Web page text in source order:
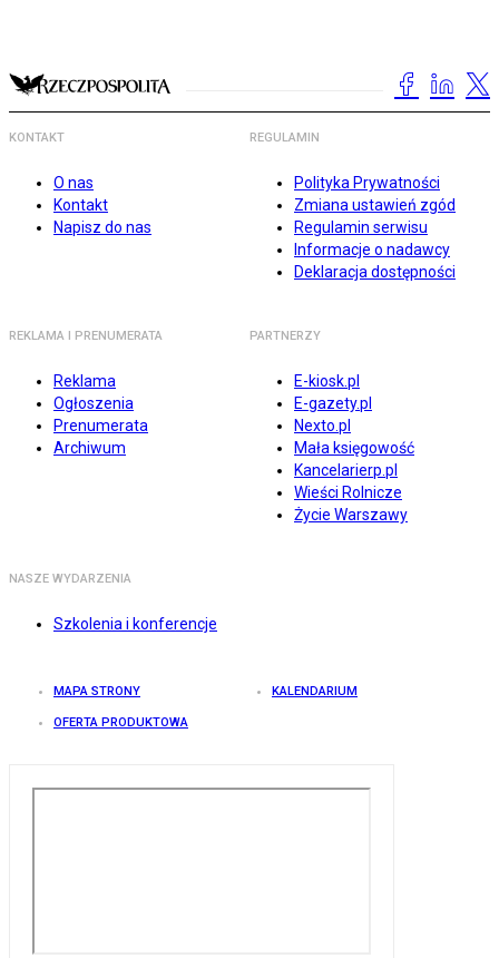
KONTAKT
O nas
Kontakt
Napisz do nas
REGULAMIN
Polityka Prywatności
Zmiana ustawień zgód
Regulamin serwisu
Informacje o nadawcy
Deklaracja dostępności
REKLAMA I PRENUMERATA
Reklama
Ogłoszenia
Prenumerata
Archiwum
PARTNERZY
E-kiosk.pl
E-gazety.pl
Nexto.pl
Mała księgowość
Kancelarierp.pl
Wieści Rolnicze
Życie Warszawy
NASZE WYDARZENIA
Szkolenia i konferencje
MAPA STRONY KALENDARIUM
OFERTA PRODUKTOWA